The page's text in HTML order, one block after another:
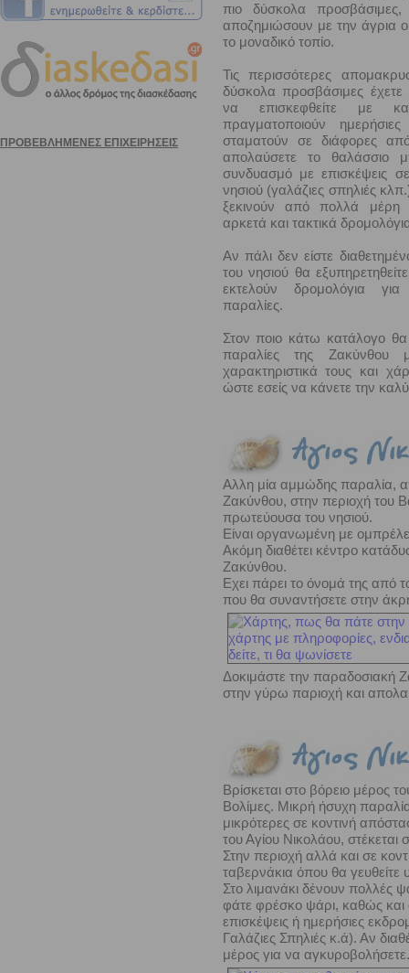
πιο δύσκολα
αποζημιώσουν με την άγρια
το μοναδικό τοπίο.
Τις περισσότερες
δύσκολα προσβάσιμες έχετε
να επισκεφθείτε με
πραγματοποιούν
σταματούν σε διάφορες
απολαύσετε το θαλάσσιο
συνδυασμό με επισκέψεις
νησιού (γαλάζιες σπηλιές
ξεκινούν από πολλά μέρη
αρκετά και τακτικά
Αν πάλι δεν είστε
του νησιού θα
εκτελούν δρομολόγια για
παραλίες.
Στον ποιο κάτω κατάλογο θα
παραλίες της Ζακύνθου
χαρακτηριστικά τους και
ώστε εσείς να κάνετε την
Αλλη μία αμμώδης παραλία,
Ζακύνθου, στην περιοχή του
πρωτεύουσα του νησιού.
Είναι οργανωμένη με
Ακόμη διαθέτει κέντρο
Ζακύνθου.
Εχει πάρει το όνομά της από
που θα συναντήσετε στην
Δοκιμάστε την παραδοσιακή
στην γύρω παριοχή και
Βρίσκεται στο βόρειο μέρος
Βολίμες. Μικρή ήσυχη
μικρότερες σε κοντινή
του Αγίου Νικολάου,
Στην περιοχή αλλά και σε
ταβερνάκια όπου θα γευθείτε
Στο λιμανάκι δένουν πολλές
φάτε φρέσκο ψάρι, καθώς και
επισκέψεις ή ημερήσιες
Γαλάζιες Σπηλιές κ.ά). Αν
μέρος για να αγκυροβολήσετε.